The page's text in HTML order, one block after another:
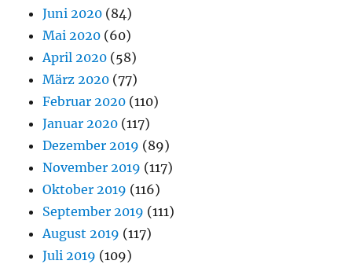
Juni 2020 (84)
Mai 2020 (60)
April 2020 (58)
März 2020 (77)
Februar 2020 (110)
Januar 2020 (117)
Dezember 2019 (89)
November 2019 (117)
Oktober 2019 (116)
September 2019 (111)
August 2019 (117)
Juli 2019 (109)